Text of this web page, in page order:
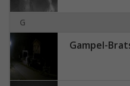
G
Gampel-Bratsch ›